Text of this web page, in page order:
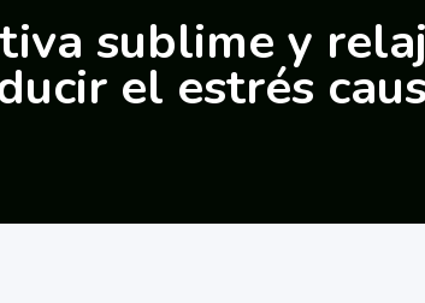
sublime y
el estrés